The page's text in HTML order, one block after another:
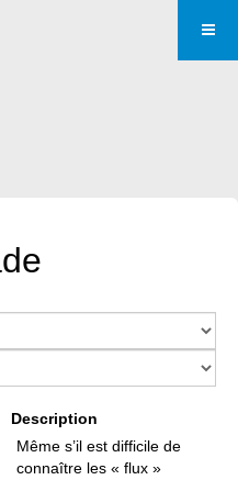
Description
Même s’il est difficile de
connaître les « flux »